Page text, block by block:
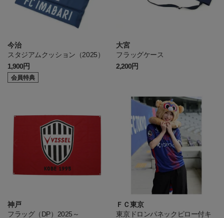
今治
スタジアムクッション（2025）
1,900円
会員特典
大宮
フラッグケース
2,200円
神戸
フラッグ（DP）2025～
ＦＣ東京
東京ドロンパネックピロー付キ